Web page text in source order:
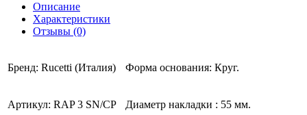
Описание
Характеристики
Отзывы (0)
Бренд: Rucetti (Италия) Форма основания: Круг.
Артикул: RAP3 SN/CP Диаметр накладки : 55 мм.